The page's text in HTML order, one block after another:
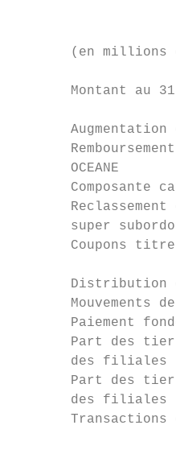
(en millions
Montant au
Augmentation
OCEANE
Composante
Reclassement
super
Coupons
Distribution
Mouvements
Paiement
Part des
des filiales
Part des
des filiales
Transactions